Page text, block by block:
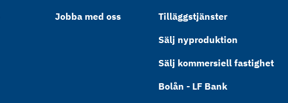
Jobba med oss
Tilläggstjänster
Sälj nyproduktion
Sälj kommersiell fastighet
Bolån - LF Bank